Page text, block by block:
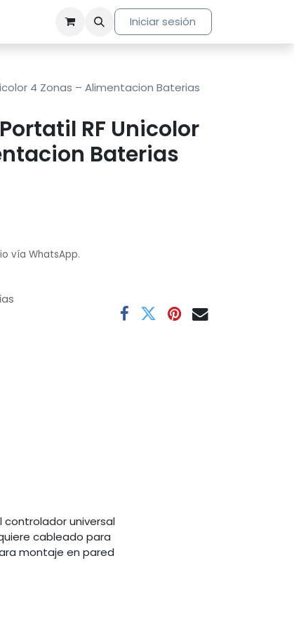
Iniciar sesión
4 Zonas – Alimentacion Baterias
RF Unicolor
Baterias
vía WhatsApp.
controlador universal
cableado para
montaje en pared